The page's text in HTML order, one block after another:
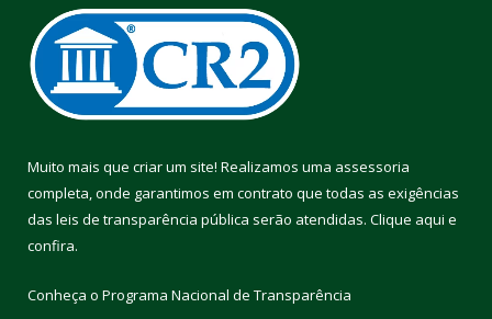
Muito mais que criar um site! Realizamos uma assessoria
completa, onde garantimos em contrato que todas as exigências
das leis de transparência pública serão atendidas. Clique aqui e
confira.
Conheça o Programa Nacional de Transparência